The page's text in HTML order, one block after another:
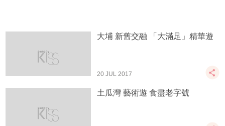
大埔 新舊交融 「大滿足」精華遊
20 JUL 2017
土瓜灣 藝術遊 食盡老字號